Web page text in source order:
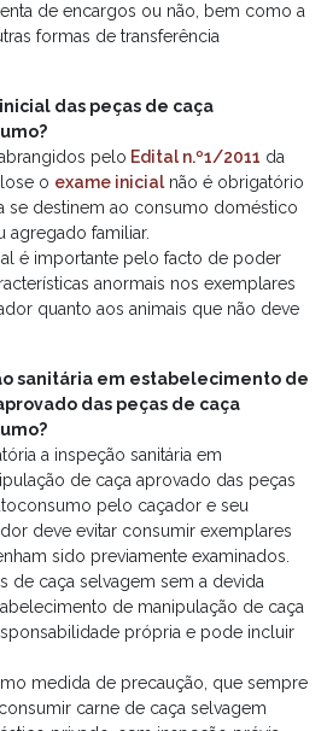
de encargos ou não, bem como a
formas de transferência
das peças de caça
pelo Edital n.º1/2011 da
o exame inicial não é obrigatório
se destinem ao consumo doméstico
agregado familiar.
é importante pelo facto de poder
anormais nos exemplares
quanto aos animais que não deve
sanitária em estabelecimento de
das peças de caça
a inspeção sanitária em
de caça aprovado das peças
pelo caçador e seu
deve evitar consumir exemplares
sido previamente examinados.
de caça selvagem sem a devida
de manipulação de caça
própria e pode incluir
medida de precaução, que sempre
carne de caça selvagem